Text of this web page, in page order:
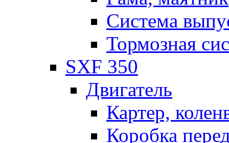
Система
Тормозная
SXF 350
Двигатель
Картер,
Коробка